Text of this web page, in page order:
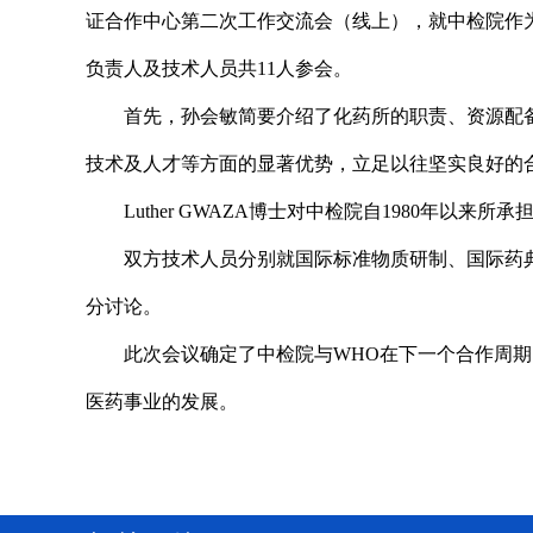
证合作中心第二次工作交流会（线上），就中检院作
负责人及技术人员共11人参会。
首先，孙会敏简要介绍了化药所的职责、资源
技术及人才等方面的显著优势，立足以往坚实良好
Luther GWAZA博士对中检院自1980年以来所
双方技术人员分别就国际标准物质研制、国际
分讨论。
此次会议确定了中检院与WHO在下一个合作周
医药事业的发展。